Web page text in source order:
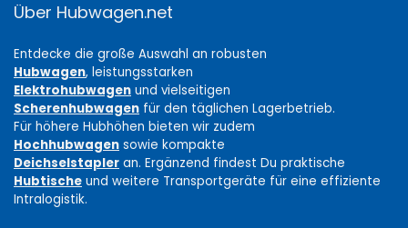
Über Hubwagen.net
Entdecke die große Auswahl an robusten
Hubwagen, leistungsstarken
Elektrohubwagen und vielseitigen
Scherenhubwagen für den täglichen Lagerbetrieb.
Für höhere Hubhöhen bieten wir zudem
Hochhubwagen sowie kompakte
Deichselstapler an. Ergänzend findest Du praktische
Hubtische und weitere Transportgeräte für eine effiziente
Intralogistik.